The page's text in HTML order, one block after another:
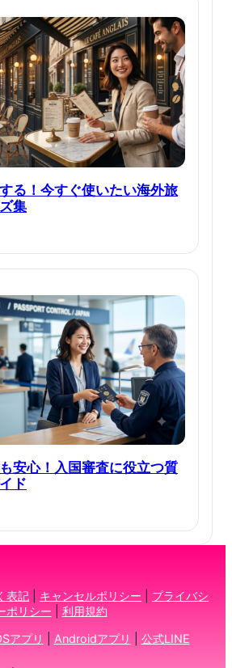
る！今すぐ使いたい海外旅
集
安心！入国審査に役立つ質
ド
表記 キャンセルポリシー
プライバシ
ポリシー
利用規約
アプリ Androidアプリ 公式LINE